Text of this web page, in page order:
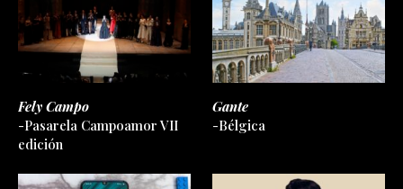
Fely Campo
-Pasarela Campoamor VII
edición
Gante
-Bélgica